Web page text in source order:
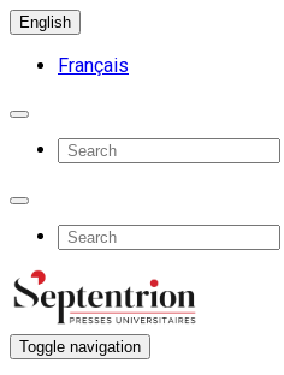
English
Français
Toggle navigation